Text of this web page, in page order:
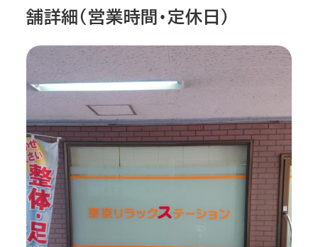
舗詳細（営業時間・定休日）